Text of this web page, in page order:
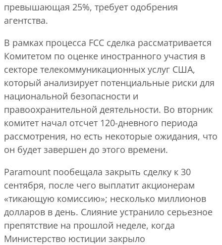
превышающая 25%, требует одобрения
агентства.
В рамках процесса FCC сделка рассматривается
Комитетом по оценке иностранного участия в
секторе телекоммуникационных услуг США,
который анализирует потенциальные риски для
национальной безопасности и
правоохранительной деятельности. Во вторник
комитет начал отсчет 120-дневного периода
рассмотрения, но есть некоторые ожидания, что
он будет завершен до этого времени.
Paramount пообещала закрыть сделку к 30
сентября, после чего выплатит акционерам
«тикающую комиссию»; несколько миллионов
долларов в день. Слияние устранило серьезное
препятствие на прошлой неделе, когда
Министерство юстиции закрыло